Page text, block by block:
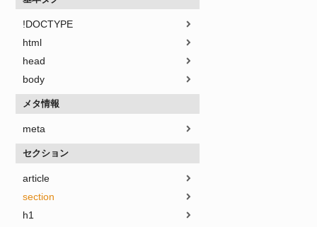
!DOCTYPE
html
head
body
メタ情報
meta
セクション
article
section
h1